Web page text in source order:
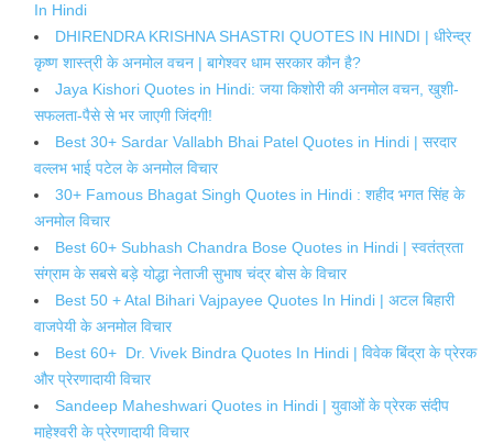
In Hindi
DHIRENDRA KRISHNA SHASTRI QUOTES IN HINDI | धीरेन्द्र
कृष्ण शास्त्री के अनमोल वचन | बागेश्वर धाम सरकार कौन है?
Jaya Kishori Quotes in Hindi: जया किशोरी की अनमोल वचन, खुशी-
सफलता-पैसे से भर जाएगी जिंदगी!
Best 30+ Sardar Vallabh Bhai Patel Quotes in Hindi | सरदार
वल्लभ भाई पटेल के अनमोल विचार
30+ Famous Bhagat Singh Quotes in Hindi : शहीद भगत सिंह के
अनमोल विचार
Best 60+ Subhash Chandra Bose Quotes in Hindi | स्वतंत्रता
संग्राम के सबसे बड़े योद्धा नेताजी सुभाष चंद्र बोस के विचार
Best 50 + Atal Bihari Vajpayee Quotes In Hindi | अटल बिहारी
वाजपेयी के अनमोल विचार
Best 60+ Dr. Vivek Bindra Quotes In Hindi | विवेक बिंद्रा के प्रेरक
और प्रेरणादायी विचार
Sandeep Maheshwari Quotes in Hindi | युवाओं के प्रेरक संदीप
माहेश्वरी के प्रेरणादायी विचार